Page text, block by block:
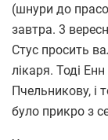
(шнури до
завтра. 3
Стус просить
лікаря. Тоді
Пчельникову, і
було прикро з